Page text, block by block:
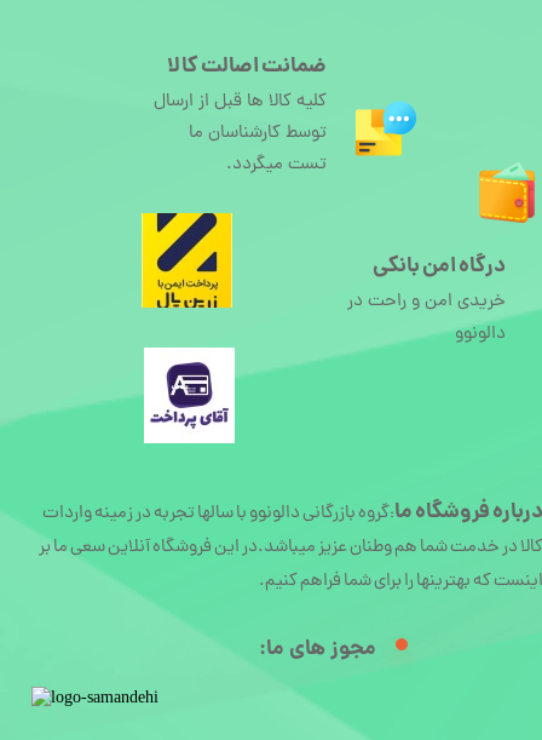
دربارهفروشگاه ما:گروه بازرگانی دالونوو با سالها تجربه در زمینه واردات
کالا در خدمت شما هم وطنان عزیز میباشد.در این فروشگاه آنلاین سعی ما بر
اینست که بهترینها را برای شما فراهم کنیم.
درگاه امن بانکی
خریدی امن و راحت در
دالونوو
ضمانت اصالت کالا
کلیه کالا ها قبل از ارسال
توسط کارشناسان ما
تست میگردد.
مجوز های ما:​